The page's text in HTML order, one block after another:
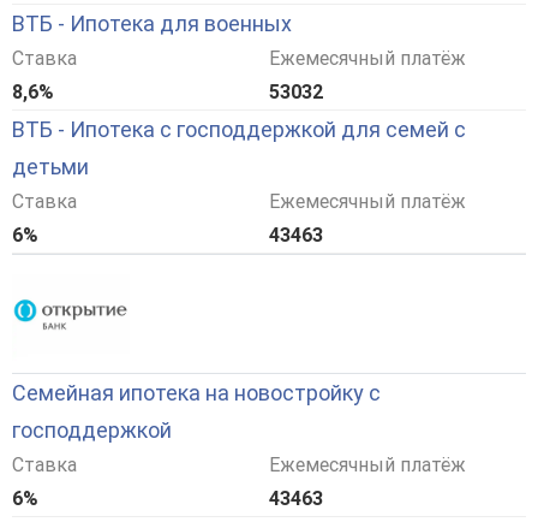
ВТБ - Ипотека для военных
Ставка
8,6%
Ежемесячный платёж
53032
ВТБ - Ипотека с господдержкой для семей с
детьми
Ставка
6%
Ежемесячный платёж
43463
Семейная ипотека на новостройку с
господдержкой
Ставка
6%
Ежемесячный платёж
43463